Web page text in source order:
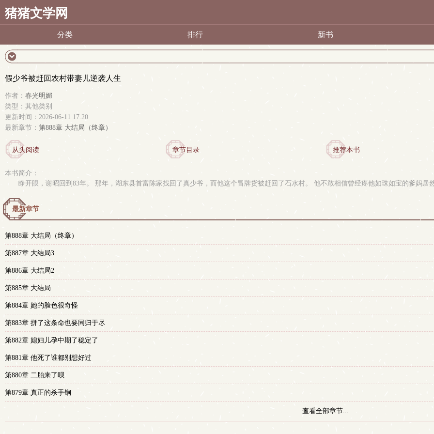
猪猪文学网
分类 排行 新书
假少爷被赶回农村带妻儿逆袭人生
作者： 春光明媚
类型：其他类别
更新时间：2026-06-11 17:20
最新章节： 第888章 大结局（终章）
从头阅读 章节目录 推荐本书
本书简介：
睁开眼，谢昭回到83年。 那年，湖东县首富陈家找回了真少爷，而他这个冒牌货被赶回了石水村。 他不敢相信曾经疼他如珠如宝的爹妈
最新章节
第888章 大结局（终章）
第887章 大结局3
第886章 大结局2
第885章 大结局
第884章 她的脸色很奇怪
第883章 拼了这条命也要同归于尽
第882章 媳妇儿孕中期了稳定了
第881章 他死了谁都别想好过
第880章 二胎来了呗
第879章 真正的杀手锏
查看全部章节...